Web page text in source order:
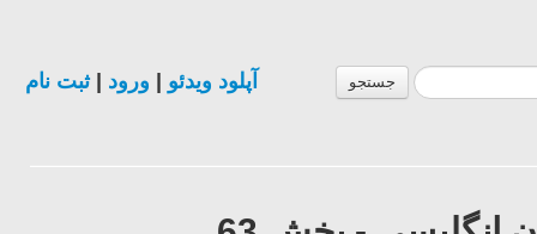
جستجو آپلود ویدئو ورود |ثبت نام